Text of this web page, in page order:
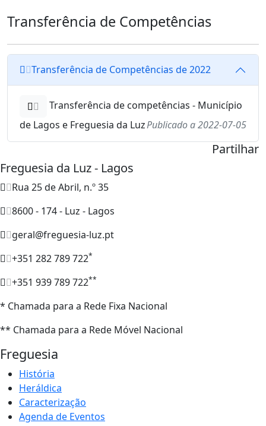
Transferência de Competências
Transferência de Competências de 2022
Transferência de competências - Município
de Lagos e Freguesia da LuzPublicado a 2022-07-05
Partilhar
Freguesia da Luz - Lagos
Rua 25 de Abril, n.º 35
8600 - 174 - Luz - Lagos
geral@freguesia-luz.pt
+351 282 789 722*
+351 939 789 722**
* Chamada para a Rede Fixa Nacional
** Chamada para a Rede Móvel Nacional
Freguesia
História
Heráldica
Caracterização
Agenda de Eventos